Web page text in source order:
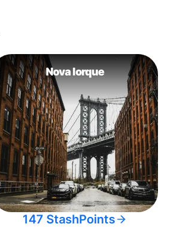
Nova Iorque
147 StashPoints